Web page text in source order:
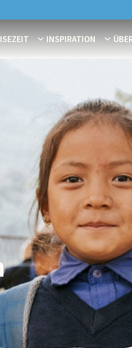
INSPIRATION